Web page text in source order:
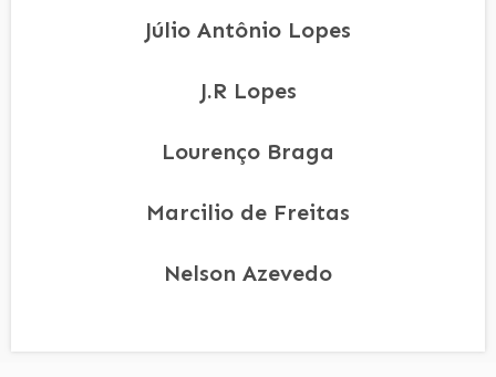
Júlio Antônio Lopes
J.R Lopes
Lourenço Braga
Marcilio de Freitas
Nelson Azevedo